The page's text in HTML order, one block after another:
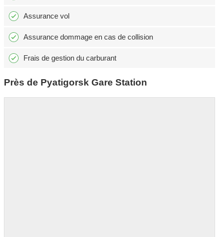
Assurance vol
Assurance dommage en cas de collision
Frais de gestion du carburant
Près de Pyatigorsk Gare Station